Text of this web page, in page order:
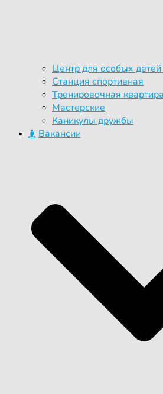
Центр для особых детей
Станция спортивная
Тренировочная квартира
Мастерские
Каникулы дружбы
Вакансии